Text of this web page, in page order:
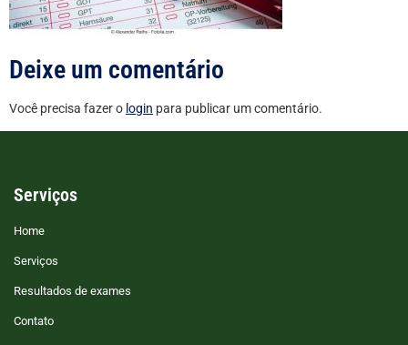
Deixe um comentário
Você precisa fazer o login para publicar um comentário.
Serviços
Home
Serviços
Resultados de exames
Contato